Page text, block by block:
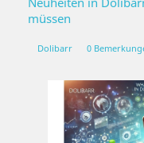
müssen
Dolibarr 0